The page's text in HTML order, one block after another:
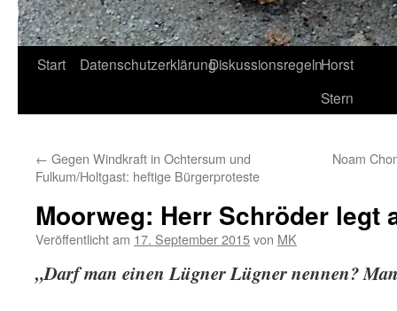
Start DatenschutzerklärungDiskussionsregelnHorst
Stern
← Gegen Windkraft in Ochtersum und
Fulkum/Holtgast: heftige Bürgerproteste
Noam
Moorweg: Herr Schröder legt
Veröffentlicht am 17. September 2015von MK
„Darf man einen Lügner Lügner nennen?